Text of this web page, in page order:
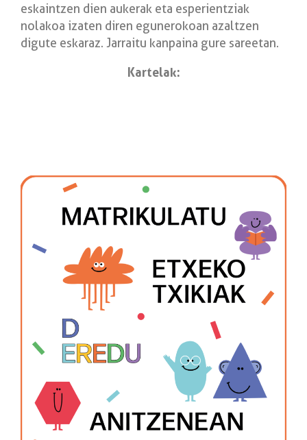
eskaintzen dien aukerak eta esperientziak
nolakoa izaten diren egunerokoan azaltzen
digute eskaraz. Jarraitu kanpaina gure sareetan.
Kartelak: